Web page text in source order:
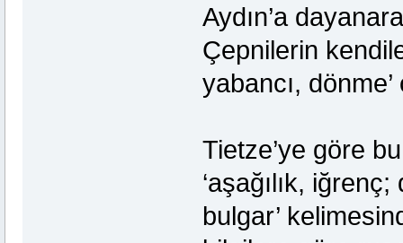
Aydın’a
Çepnilerin
yabancı,
Tietze’ye göre
‘aşağılık,
bulgar’